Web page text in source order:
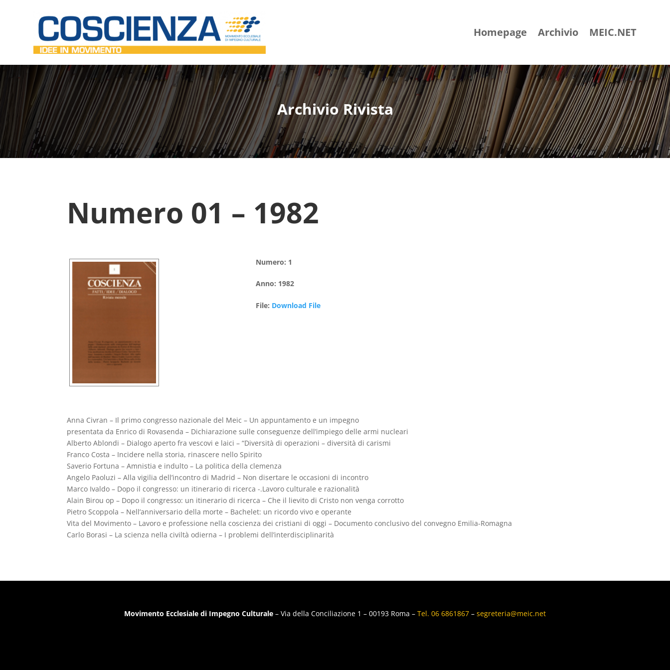
Homepage Archivio MEIC.NET
Archivio Rivista
Numero 01 – 1982
Numero: 1
Anno: 1982
File: Download File
Anna Civran – Il primo congresso nazionale del Meic – Un appuntamento e un impegno
presentata da Enrico di Rovasenda – Dichiarazione sulle conseguenze dell’impiego delle armi nucleari
Alberto Ablondi – Dialogo aperto fra vescovi e laici – “Diversità di operazioni – diversità di carismi
Franco Costa – Incidere nella storia, rinascere nello Spirito
Saverio Fortuna – Amnistia e indulto – La politica della clemenza
Angelo Paoluzi – Alla vigilia dell’incontro di Madrid – Non disertare le occasioni di incontro
Marco Ivaldo – Dopo il congresso: un itinerario di ricerca -.Lavoro culturale e razionalità
Alain Birou op – Dopo il congresso: un itinerario di ricerca – Che il lievito di Cristo non venga corrotto
Pietro Scoppola – Nell’anniversario della morte – Bachelet: un ricordo vivo e operante
Vita del Movimento – Lavoro e professione nella coscienza dei cristiani di oggi – Documento conclusivo del convegno Emilia-Romagna
Carlo Borasi – La scienza nella civiltà odierna – I problemi dell’interdisciplinarità
Movimento Ecclesiale di Impegno Culturale – Via della Conciliazione 1 – 00193 Roma – Tel. 06 6861867 – segreteria@meic.net